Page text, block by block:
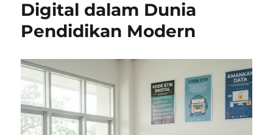
Digital dalam Dunia
Pendidikan Modern